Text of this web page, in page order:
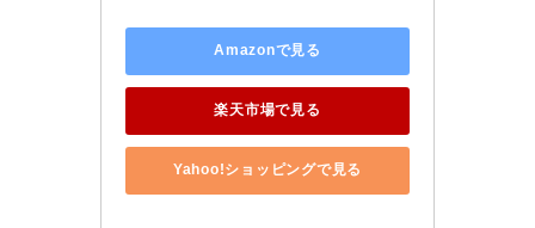
Amazonで見る
楽天市場で見る
Yahoo!ショッピングで見る